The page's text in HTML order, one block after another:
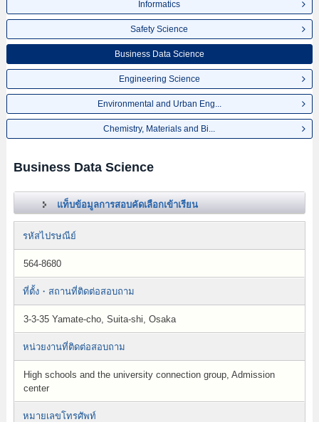
Informatics
Safety Science
Business Data Science
Engineering Science
Environmental and Urban Eng...
Chemistry, Materials and Bi...
Business Data Science
แท็บข้อมูลการสอบคัดเลือกเข้าเรียน
รหัสไปรษณีย์
564-8680
ที่ตั้ง・สถานที่ติดต่อสอบถาม
3-3-35 Yamate-cho, Suita-shi, Osaka
หน่วยงานที่ติดต่อสอบถาม
High schools and the university connection group, Admission
center
หมายเลขโทรศัพท์